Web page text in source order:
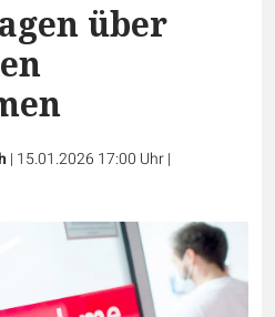
über
| 15.01.2026 17:00 Uhr|